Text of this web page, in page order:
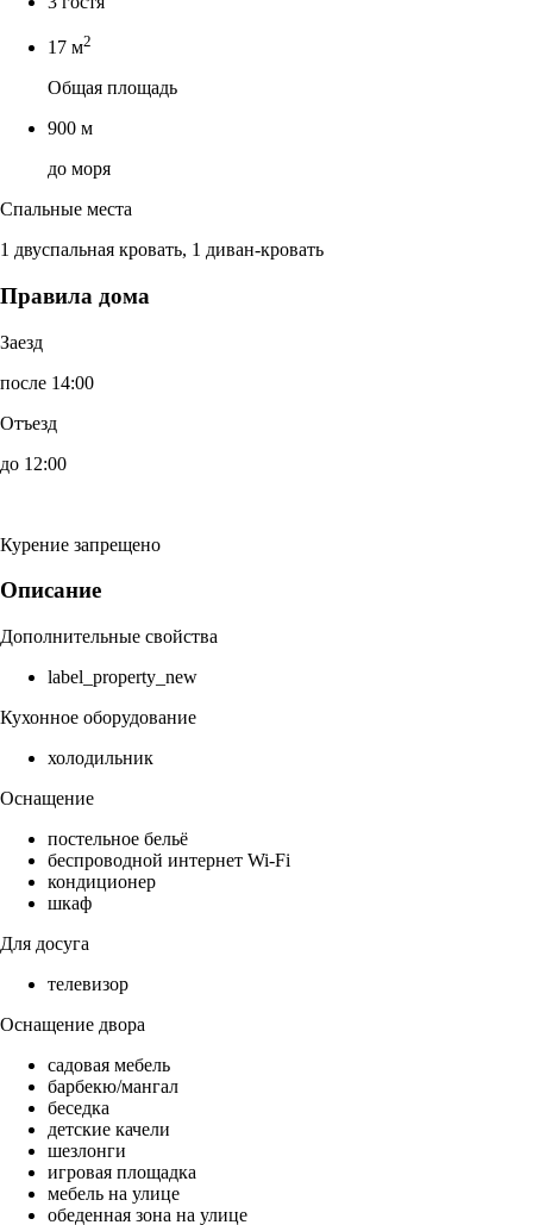
17 м2
Общая площадь
900 м
до моря
Спальные места
1 двуспальная кровать, 1 диван-кровать
Правила дома
Заезд
после 14:00
Отъезд
до 12:00
Курение запрещено
Описание
Дополнительные свойства
label_property_new
Кухонное оборудование
холодильник
Оснащение
постельное бельё
беспроводной интернет Wi-Fi
кондиционер
шкаф
Для досуга
телевизор
Оснащение двора
садовая мебель
барбекю/мангал
беседка
детские качели
шезлонги
игровая площадка
мебель на улице
обеденная зона на улице